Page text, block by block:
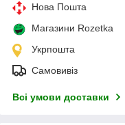
Нова Пошта
Магазини Rozetka
Укрпошта
Самовивіз
Всі умови доставки